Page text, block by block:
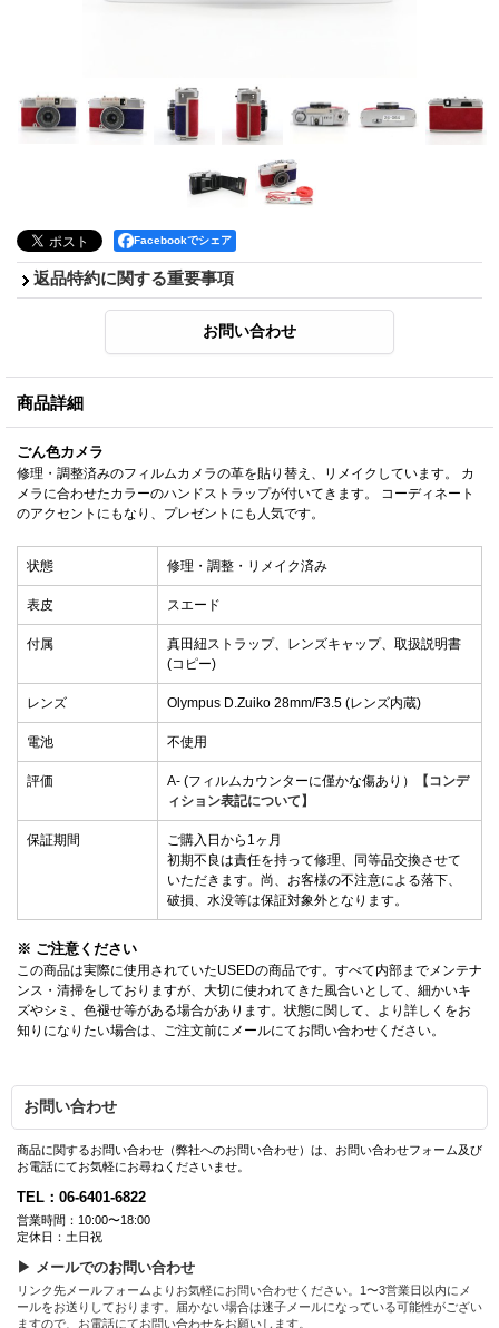
Facebookでシェア
返品特約に関する重要事項
商品詳細
ごん色カメラ
修理・調整済みのフィルムカメラの革を貼り替え、リメイクしています。 カ
メラに合わせたカラーのハンドストラップが付いてきます。 コーディネート
のアクセントにもなり、プレゼントにも人気です。
状態 修理・調整・リメイク済み
表皮 スエード
付属
真田紐ストラップ、レンズキャップ、取扱説明書
(コピー)
レンズ Olympus D.Zuiko 28mm/F3.5 (レンズ内蔵)
電池 不使用
評価 A- (フィルムカウンターに僅かな傷あり）
【コンデ
ィション表記について】
保証期間
ご購入日から1ヶ月
初期不良は責任を持って修理、同等品交換させて
いただきます。尚、お客様の不注意による落下、
破損、水没等は保証対象外となります。
※ ご注意ください
この商品は実際に使用されていたUSEDの商品です。すべて内部までメンテナ
ンス・清掃をしておりますが、大切に使われてきた風合いとして、細かいキ
ズやシミ、色褪せ等がある場合があります。状態に関して、より詳しくをお
知りになりたい場合は、ご注文前にメールにてお問い合わせください。
お問い合わせ
商品に関するお問い合わせ（弊社へのお問い合わせ）は、お問い合わせフォーム及び
お電話にてお気軽にお尋ねくださいませ。
TEL：06-6401-6822
営業時間：10:00〜18:00
定休日：土日祝
▶ メールでのお問い合わせ
リンク先メールフォームよりお気軽にお問い合わせください。1〜3営業日以内にメ
ールをお送りしております。届かない場合は迷子メールになっている可能性がござい
ますので、お電話にてお問い合わせをお願いします。